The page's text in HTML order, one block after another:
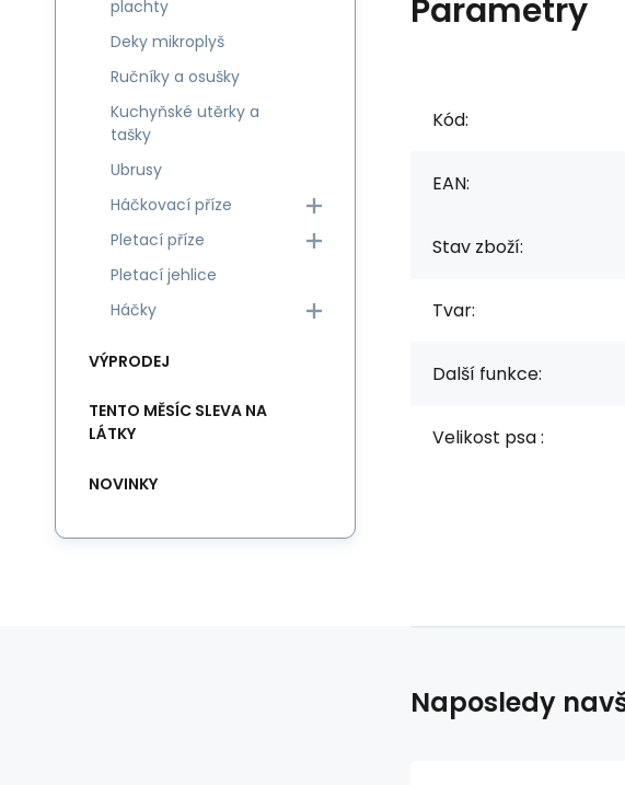
Parametry
Kód:
EAN:
Stav zboží:
Tvar:
Další funkce:
Velikost psa :
plachty
Deky mikroplyš
Ručníky a osušky
Kuchyňské utěrky a
tašky
Ubrusy
Háčkovací příze
Pletací příze
Pletací jehlice
Háčky
VÝPRODEJ
TENTO MĚSÍC SLEVA NA
LÁTKY
NOVINKY
Naposledy